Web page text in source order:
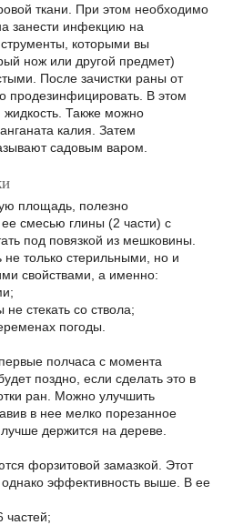
ткани. При этом необходимо
занести инфекцию на
которыми вы
нож или другой предмет)
После зачистки раны от
продезинфицировать. В этом
Также можно
калия. Затем
садовым варом.
площадь, полезно
смесью глины (2 части) с
под повязкой из мешковины.
только стерильными, но и
свойствами, а именно:
не стекать со ствола;
погоды.
полчаса с момента
поздно, если сделать это в
ран. Можно улучшить
в нее мелко порезанное
держится на дереве.
форзитовой замазкой. Этот
однако эффективность выше. В ее
частей;